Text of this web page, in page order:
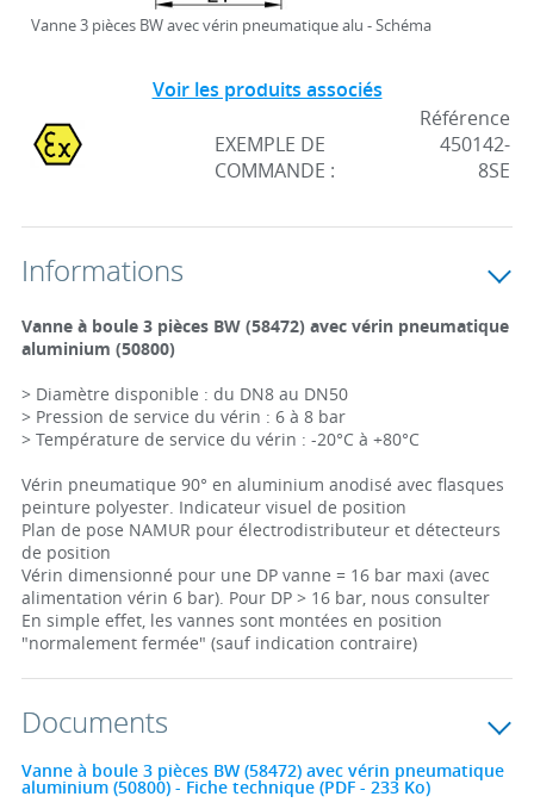
Vanne 3 pièces BW avec vérin pneumatique alu - Schéma
Voir les produits associés
EXEMPLE DE
COMMANDE :
Référence
450142-
8SE
Informations
Vanne à boule 3 pièces BW (58472) avec vérin pneumatique
aluminium (50800)
> Diamètre disponible : du DN8 au DN50
> Pression de service du vérin : 6 à 8 bar
> Température de service du vérin : -20°C à +80°C
Vérin pneumatique 90° en aluminium anodisé avec flasques
peinture polyester. Indicateur visuel de position
Plan de pose NAMUR pour électrodistributeur et détecteurs
de position
Vérin dimensionné pour une DP vanne = 16 bar maxi (avec
alimentation vérin 6 bar). Pour DP > 16 bar, nous consulter
En simple effet, les vannes sont montées en position
"normalement fermée" (sauf indication contraire)
Documents
Vanne à boule 3 pièces BW (58472) avec vérin pneumatique
aluminium (50800) - Fiche technique (PDF - 233 Ko)